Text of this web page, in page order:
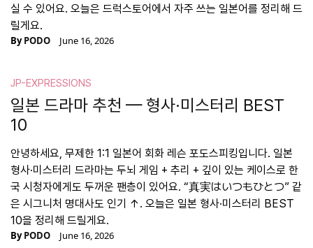
실 수 있어요. 오늘은 드럭스토어에서 자주 쓰는 일본어를 정리해 드
릴게요.
ByPODO June 16, 2026
JP-EXPRESSIONS
일본 드라마 추천 — 형사·미스터리 BEST
10
안녕하세요, 무제한 1:1 일본어 회화 레슨 포도스피킹입니다. 일본
형사·미스터리 드라마는 두뇌 게임 + 추리 + 깊이 있는 케이스로 한
국 시청자에게도 두꺼운 팬층이 있어요. “真実はいつもひとつ” 같
은 시그니처 명대사도 인기 ↑. 오늘은 일본 형사·미스터리 BEST
10을 정리해 드릴게요.
ByPODO June 16, 2026